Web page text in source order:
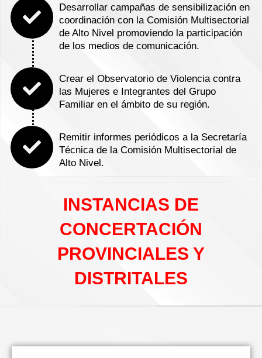
Desarrollar campañas de sensibilización en
coordinación con la Comisión Multisectorial
de Alto Nivel promoviendo la participación
de los medios de comunicación.
Crear el Observatorio de Violencia contra
las Mujeres e Integrantes del Grupo
Familiar en el ámbito de su región.
Remitir informes periódicos a la Secretaría
Técnica de la Comisión Multisectorial de
Alto Nivel.
INSTANCIAS DE
CONCERTACIÓN
PROVINCIALES Y
DISTRITALES